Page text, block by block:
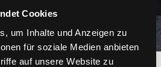
Cookies
um Inhalte und Anzeigen zu
für soziale Medien anbieten
auf unsere Website zu